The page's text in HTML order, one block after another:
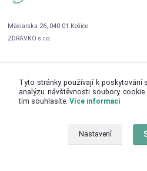
Upravit sběr
Tyto stránky používají k poskytování
analýzu návštěvnosti soubory
tím souhlasíte. Více informací
Nastavení